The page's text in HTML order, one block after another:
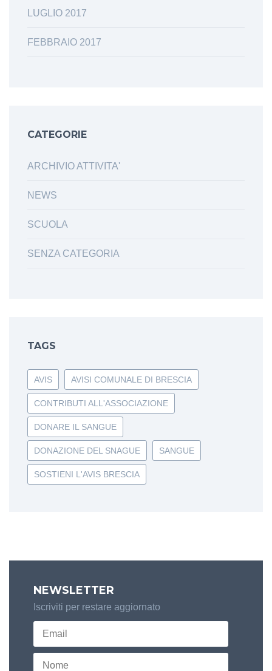
LUGLIO 2017
FEBBRAIO 2017
CATEGORIE
ARCHIVIO ATTIVITA'
NEWS
SCUOLA
SENZA CATEGORIA
TAGS
AVIS AVISI COMUNALE DI BRESCIA
CONTRIBUTI ALL'ASSOCIAZIONE
DONARE IL SANGUE
DONAZIONE DEL SNAGUE SANGUE
SOSTIENI L'AVIS BRESCIA
NEWSLETTER
Iscriviti per restare aggiornato